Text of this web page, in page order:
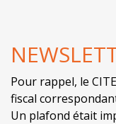
Pour rappel, le
fiscal
Un plafond était